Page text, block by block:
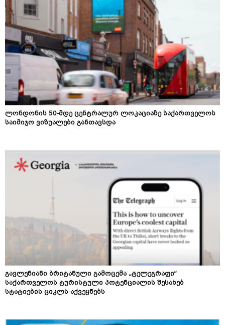
ლონდონის 50-მდე ცენტრალურ ლოკაციაზე საქართველოს
საიმიჯო ვიზუალები განთავსდა
გავლენიანი ბრიტანული გამოცემა „ტელეგრაფი“
საქართველოს ტურისტული პოტენციალის შესახებ
სტატიების ციკლს აქვეყნებს